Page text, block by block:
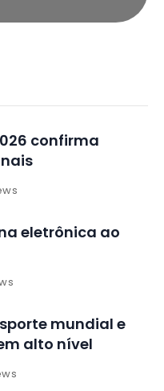
confirma
eletrônica ao
mundial e
alto nível